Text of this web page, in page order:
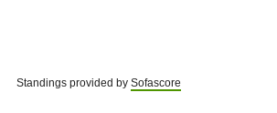
Standings provided by Sofascore